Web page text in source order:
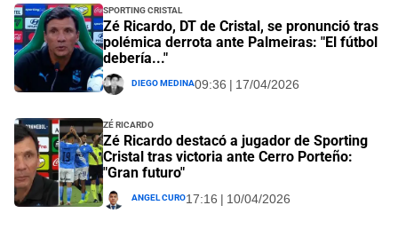
Sporting Cristal
Zé Ricardo, DT de Cristal, se pronunció tras
polémica derrota ante Palmeiras: "El fútbol
debería..."
Diego Medina09:36 | 17/04/2026
Zé Ricardo
Zé Ricardo destacó a jugador de Sporting
Cristal tras victoria ante Cerro Porteño:
"Gran futuro"
Angel Curo17:16 | 10/04/2026